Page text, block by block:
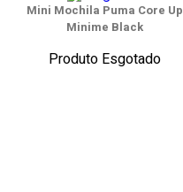
Mini Mochila Puma Core Up
Minime Black
Produto Esgotado